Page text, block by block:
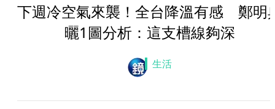
下週冷空氣來襲！全台降溫有感 鄭明
曬1圖分析：這支槽線夠深
生活